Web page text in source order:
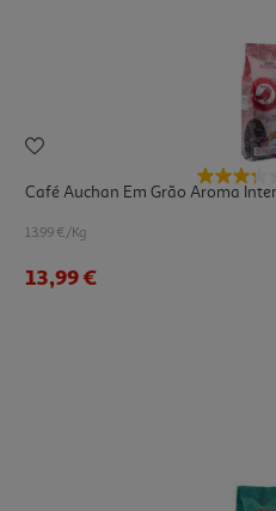
Café Auchan Em Grão Aroma
13.99 €/Kg
13,99 €